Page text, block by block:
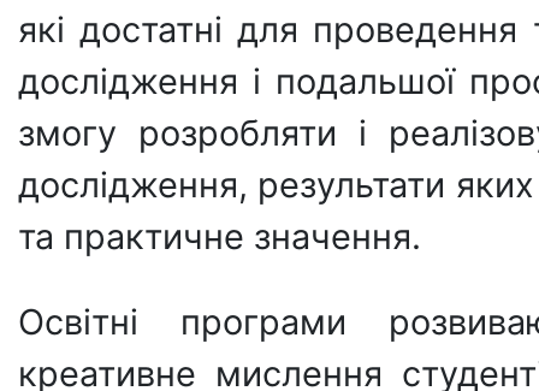
які достатні для
дослідження і подальшої
змогу розробляти і
дослідження, результати
та практичне значення.
Освітні програми
креативне мислення